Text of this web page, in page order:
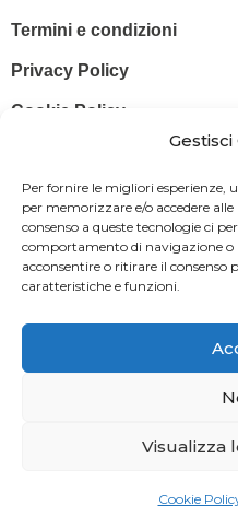
Per fornire le migliori esperienze,
per memorizzare e/o accedere
consenso a queste tecnologie ci
comportamento di navigazione o
acconsentire o ritirare il
caratteristiche e funzioni.
Visualizza
Cookie
Termini e condizioni
Privacy Policy
Cookie Policy
Legale: Via Silvio Pellico, 43
Powered By
Registro nazionale degli aiuti di
in modo da adempiere
concorrenza – art. 1, commi
dal Decreto